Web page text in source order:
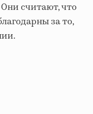
считают, что
за то,